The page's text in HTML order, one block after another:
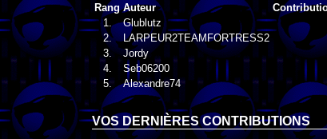
Rang Auteur
1.
Glublutz
2.
LARPEUR2TEAMFORTRESS2
3.
Jordy
4.
Seb06200
5.
Alexandre74
VOS DERNIÈRES CONTRIBUTIONS